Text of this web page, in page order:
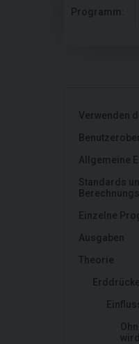
Programm:
Verwenden
Allgemeine
Standards
Einzelne
Ausgaben
Theorie
Erddrücke